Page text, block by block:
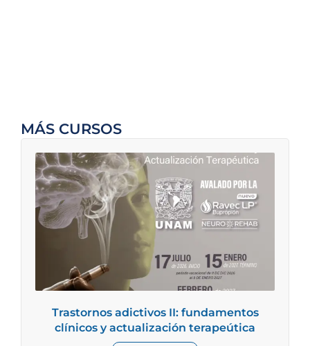
MÁS CURSOS
Trastornos adictivos II: fundamentos
clínicos y actualización terapeútica